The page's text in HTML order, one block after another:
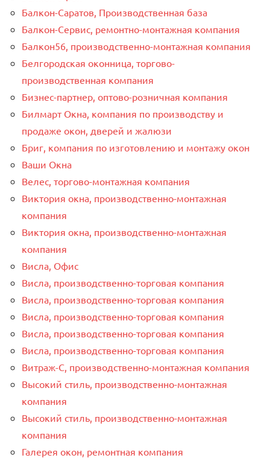
Балкон-Саратов, Производственная база
Балкон-Сервис, ремонтно-монтажная компания
Балкон56, производственно-монтажная компания
Белгородская оконница, торгово-
производственная компания
Бизнес-партнер, оптово-розничная компания
Билмарт Окна, компания по производству и
продаже окон, дверей и жалюзи
Бриг, компания по изготовлению и монтажу окон
Ваши Окна
Велес, торгово-монтажная компания
Виктория окна, производственно-монтажная
компания
Виктория окна, производственно-монтажная
компания
Висла, Офис
Висла, производственно-торговая компания
Висла, производственно-торговая компания
Висла, производственно-торговая компания
Висла, производственно-торговая компания
Висла, производственно-торговая компания
Витраж-С, производственно-монтажная компания
Высокий стиль, производственно-монтажная
компания
Высокий стиль, производственно-монтажная
компания
Галерея окон, ремонтная компания